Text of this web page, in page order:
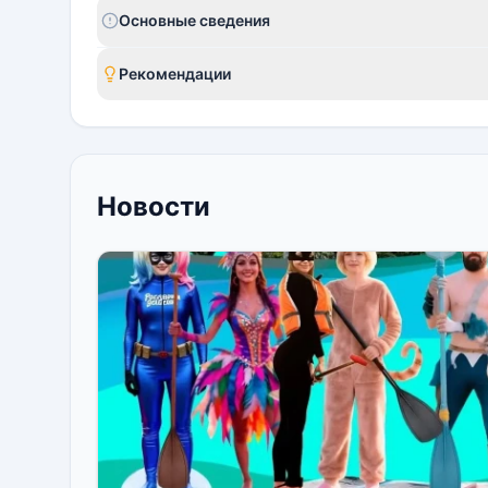
Основные сведения
Рекомендации
Новости